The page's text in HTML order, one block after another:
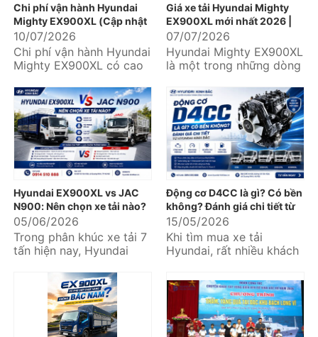
Chi phí vận hành Hyundai
Mighty EX900XL (Cập nhật
chi tiết từ A-Z)
10/07/2026
Chi phí vận hành Hyundai
Mighty EX900XL có cao
bao nhiêu cho nhiên liệu,
bảo dưỡng,...
Giá xe tải Hyundai Mighty
EX900XL mới nhất 2026 |
Ưu đãi lớn, hỗ trợ trả góp lên
đến 85%
07/07/2026
Hyundai Mighty EX900XL
là một trong những dòng
doanh nghiệp vận tải,
logistics và...
Hyundai EX900XL vs JAC
N900: Nên chọn xe tải nào?
05/06/2026
Trong phân khúc xe tải 7
tấn hiện nay, Hyundai
hai mẫu xe được nhiều
khách hàng quan...
Động cơ D4CC là gì? Có bền
không? Đánh giá chi tiết từ
Hyundai Kinh Bắc
15/05/2026
Khi tìm mua xe tải
Hyundai, rất nhiều khách
cơ D4CC bởi đây là dòng
động cơ...